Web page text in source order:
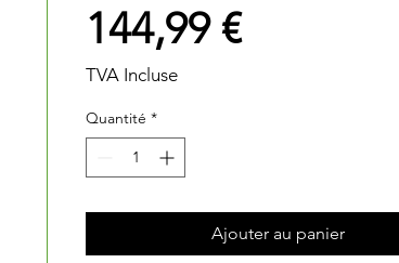
144,99 €Prix
TVA Incluse
Quantité *
Ajouter au panier